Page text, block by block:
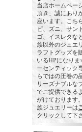
当店ホームペー
頂き、誠にあり
座います。こち
ピ、ズニ、サン
ゴ、イスレタな
族以外のジュエ
ラフトグッズを
いるHPになりま
ーセンティック
らではの圧巻の
リーズナブルな
でご提供できる
がけております
族ジュエリーは
クリックして下